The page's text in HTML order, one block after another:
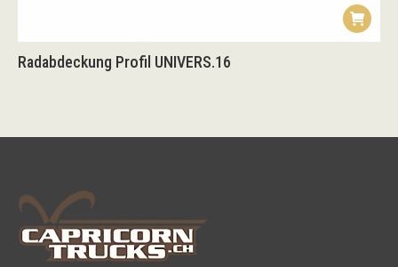
Radabdeckung Profil UNIVERS.16